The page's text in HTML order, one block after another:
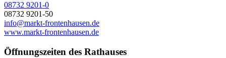
08732 9201-0
08732 9201-50
info@markt-frontenhausen.de
www.markt-frontenhausen.de
Öffnungszeiten des Rathauses